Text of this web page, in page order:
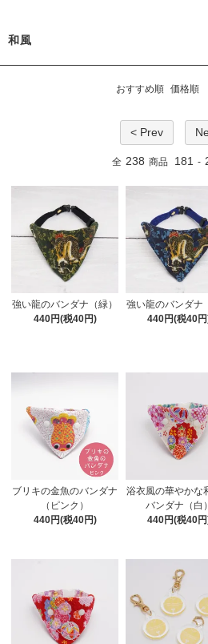
和風
おすすめ順 価格順
< Prev
全 238 商品 181 -
強い龍のバンダナ（緑）
440円(税40円)
強い龍のバンダナ
440円(税40
ブリキの金魚のバンダナ
（ピンク）
440円(税40円)
浴衣風の華やかな
バンダナ（白）
440円(税40